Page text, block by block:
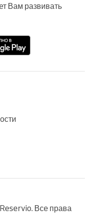
Вам развивать
Все права